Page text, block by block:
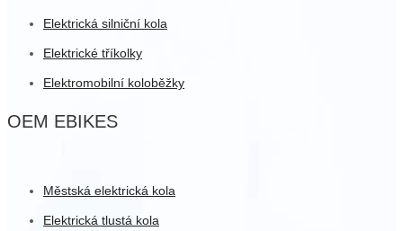
Elektrická silniční kola
Elektrické tříkolky
Elektromobilní koloběžky
OEM EBIKES
Městská elektrická kola
Elektrická tlustá kola